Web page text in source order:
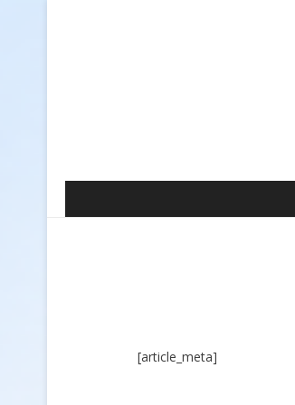
[article_meta]